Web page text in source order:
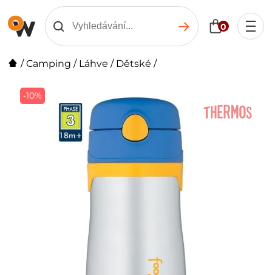
0
/Camping / Láhve / Dětské /
-10%